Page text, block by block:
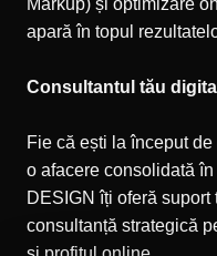
Markup) și optimizare
apară în topul
Consultantul tău
Fie că ești la început
o afacere consolidată în
DESIGN îți oferă
consultanță strategică